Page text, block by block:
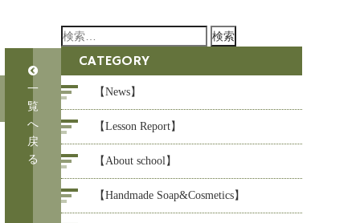
一
覧
へ
戻
る
検
索:
CATEGORY
【News】
【Lesson Report】
【About school】
【Handmade Soap&Cosmetics】